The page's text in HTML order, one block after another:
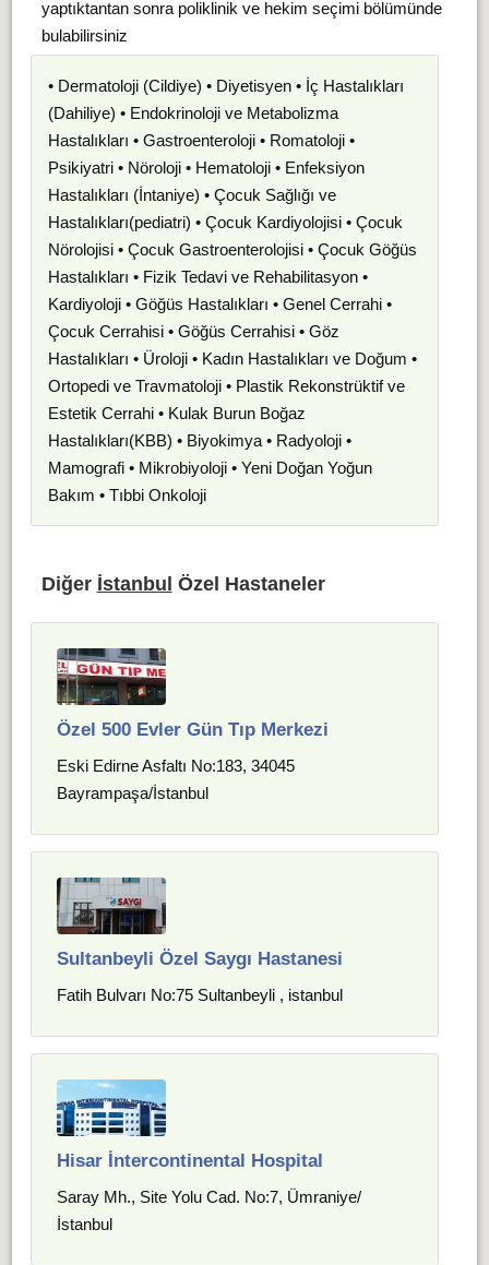
yaptıktantan sonra poliklinik ve hekim seçimi bölümünde
bulabilirsiniz
• Dermatoloji (Cildiye) • Diyetisyen • İç Hastalıkları
(Dahiliye) • Endokrinoloji ve Metabolizma
Hastalıkları • Gastroenteroloji • Romatoloji •
Psikiyatri • Nöroloji • Hematoloji • Enfeksiyon
Hastalıkları (İntaniye) • Çocuk Sağlığı ve
Hastalıkları(pediatri) • Çocuk Kardiyolojisi • Çocuk
Nörolojisi • Çocuk Gastroenterolojisi • Çocuk Göğüs
Hastalıkları • Fizik Tedavi ve Rehabilitasyon •
Kardiyoloji • Göğüs Hastalıkları • Genel Cerrahi •
Çocuk Cerrahisi • Göğüs Cerrahisi • Göz
Hastalıkları • Üroloji • Kadın Hastalıkları ve Doğum •
Ortopedi ve Travmatoloji • Plastik Rekonstrüktif ve
Estetik Cerrahi • Kulak Burun Boğaz
Hastalıkları(KBB) • Biyokimya • Radyoloji •
Mamografi • Mikrobiyoloji • Yeni Doğan Yoğun
Bakım • Tıbbi Onkoloji
Diğer İstanbul Özel Hastaneler
Özel 500 Evler Gün Tıp Merkezi
Eski Edirne Asfaltı No:183, 34045
Bayrampaşa/İstanbul
Sultanbeyli Özel Saygı Hastanesi
Fatih Bulvarı No:75 Sultanbeyli , istanbul
Hisar İntercontinental Hospital
Saray Mh., Site Yolu Cad. No:7, Ümraniye/
İstanbul